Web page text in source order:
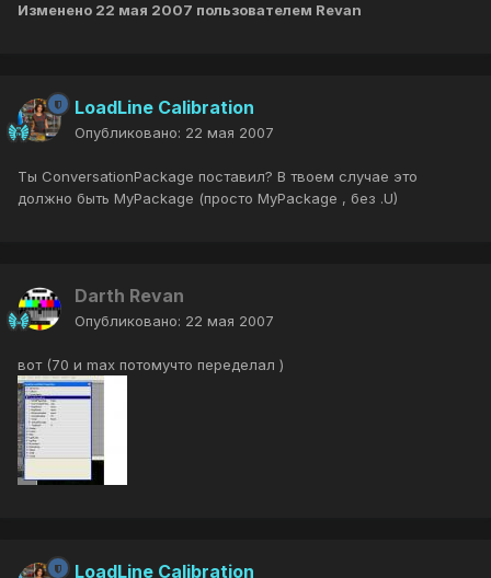
Изменено 22 мая 2007 пользователем Revan
LoadLine Calibration
Опубликовано: 22 мая 2007
Ты ConversationPackage поставил? В твоем случае это
должно быть MyPackage (просто MyPackage , без .U)
Darth Revan
Опубликовано: 22 мая 2007
вот (70 и max потомучто переделал )
LoadLine Calibration